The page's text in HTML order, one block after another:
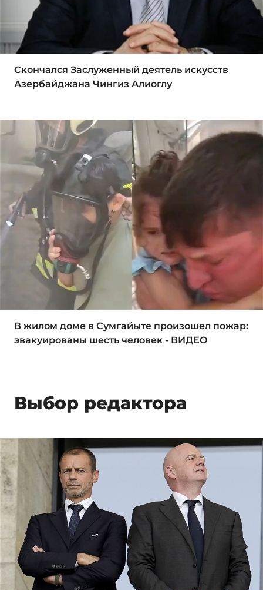
Скончался Заслуженный деятель искусств
Азербайджана Чингиз Алиоглу
В жилом доме в Сумгайыте произошел пожар:
эвакуированы шесть человек - ВИДЕО
Выбор редактора